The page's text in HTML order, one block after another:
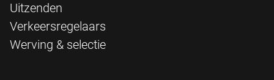
Uitzenden
Verkeersregelaars
Werving & selectie